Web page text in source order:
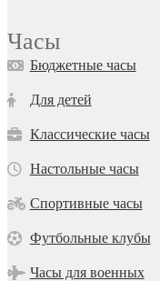
Часы
Бюджетные часы
Для детей
Классические часы
Настольные часы
Спортивные часы
Футбольные клубы
Часы для военных